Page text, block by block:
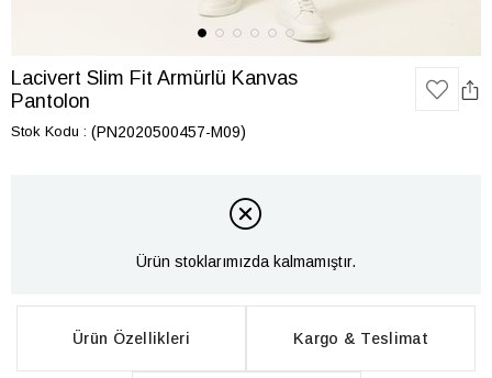
Lacivert Slim Fit Armürlü Kanvas
Pantolon
Stok Kodu (PN2020500457-M09)
Ürün stoklarımızda kalmamıştır.
Ürün Özellikleri Kargo & Teslimat